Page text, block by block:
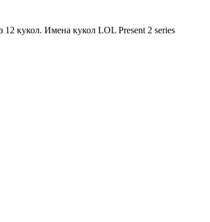
кукол. Имена кукол LOL Present 2 series